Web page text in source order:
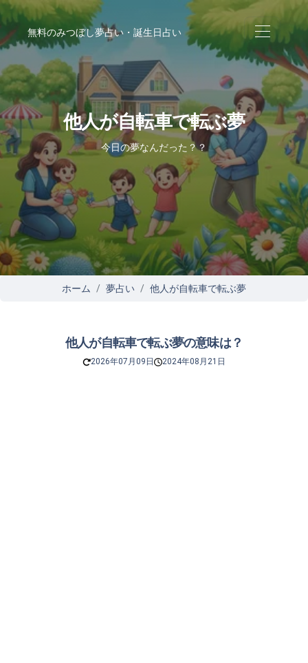
無料のみつぼし夢占い・誕生日占い
他人が自転車で転ぶ夢
今日の夢なんだった？？
ホーム 夢占い 他人が自転車で転ぶ夢
他人が自転車で転ぶ夢の意味は？
2026年07月09日 2024年08月21日